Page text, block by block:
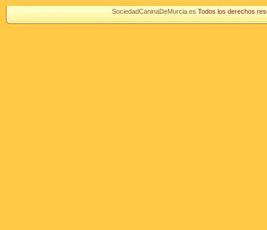
SociedadCaninaDeMurcia.es Todos los derechos